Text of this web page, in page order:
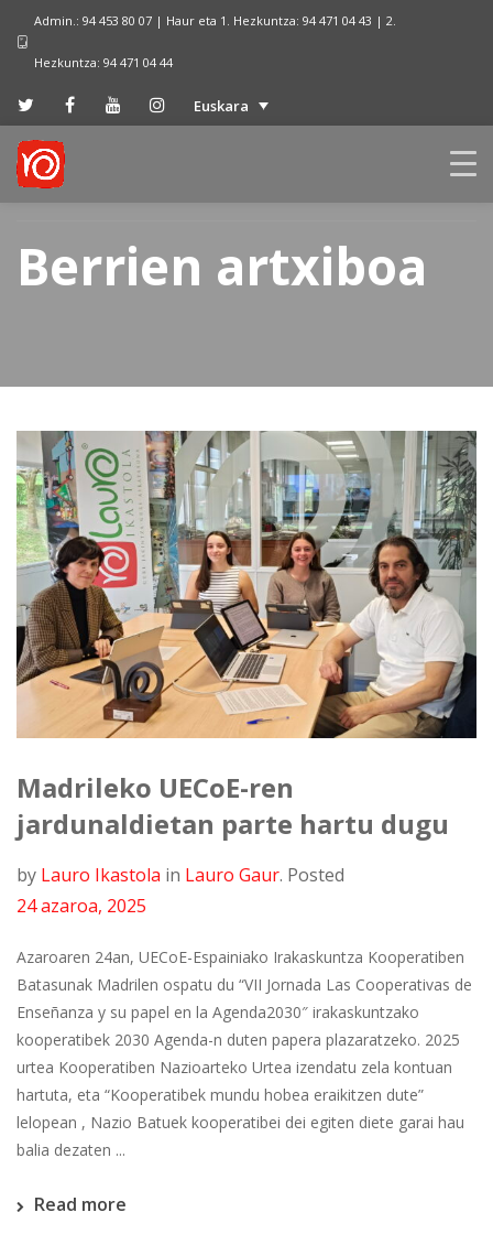
Admin.: 94 453 80 07 | Haur eta 1. Hezkuntza: 94 471 04 43 | 2.
Hezkuntza: 94 471 04 44
Euskara
Berrien artxiboa
Madrileko UECoE-ren
jardunaldietan parte hartu dugu
by Lauro Ikastola in Lauro Gaur. Posted
24 azaroa, 2025
Azaroaren 24an, UECoE-Espainiako Irakaskuntza Kooperatiben
Batasunak Madrilen ospatu du “VII Jornada Las Cooperativas de
Enseñanza y su papel en la Agenda2030″ irakaskuntzako
kooperatibek 2030 Agenda-n duten papera plazaratzeko. 2025
urtea Kooperatiben Nazioarteko Urtea izendatu zela kontuan
hartuta, eta “Kooperatibek mundu hobea eraikitzen dute”
lelopean , Nazio Batuek kooperatibei dei egiten diete garai hau
balia dezaten ...
Read more